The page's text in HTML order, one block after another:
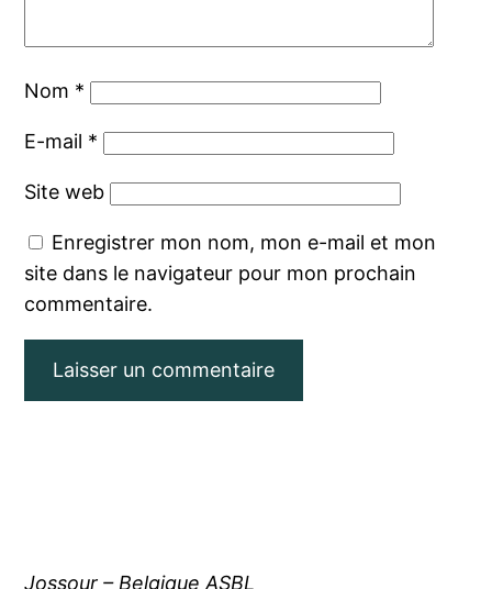
Nom *
E-mail *
Site web
Enregistrer mon nom, mon e-mail et mon
site dans le navigateur pour mon prochain
commentaire.
Jossour – Belgique ASBL